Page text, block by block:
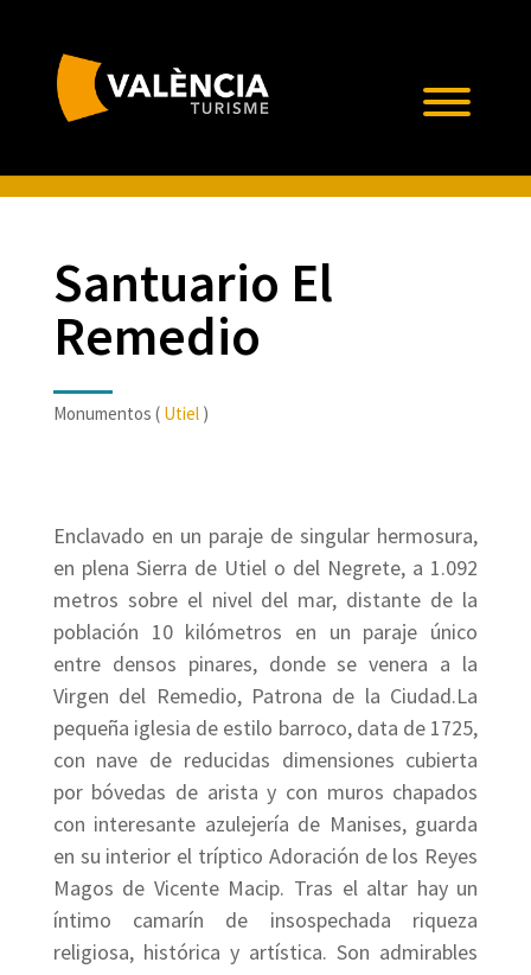
Santuario El
Remedio
Monumentos ( Utiel)
Enclavado en un paraje de singular hermosura,
en plena Sierra de Utiel o del Negrete, a 1.092
metros sobre el nivel del mar, distante de la
población 10 kilómetros en un paraje único
entre densos pinares, donde se venera a la
Virgen del Remedio, Patrona de la Ciudad.La
pequeña iglesia de estilo barroco, data de 1725,
con nave de reducidas dimensiones cubierta
por bóvedas de arista y con muros chapados
con interesante azulejería de Manises, guarda
en su interior el tríptico Adoración de los Reyes
Magos de Vicente Macip. Tras el altar hay un
íntimo camarín de insospechada riqueza
religiosa, histórica y artística. Son admirables